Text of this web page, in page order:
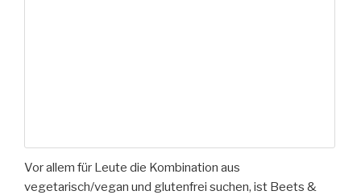
Vor allem für Leute die Kombination aus
vegetarisch/vegan und glutenfrei suchen, ist Beets &